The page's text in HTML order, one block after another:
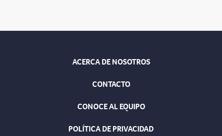
ACERCA DE NOSOTROS
CONTACTO
CONOCE AL EQUIPO
POLÍTICA DE PRIVACIDAD